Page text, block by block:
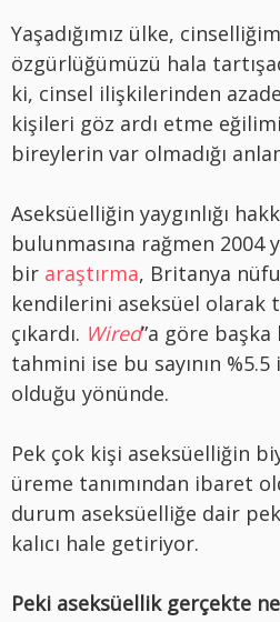
Yaşadığımız ülke,
özgürlüğümüzü hala
ki, cinsel ilişkilerinden
kişileri göz ardı etme
bireylerin var olmadığı
Aseksüelliğin yaygınlığı
bulunmasına rağmen 2004
bir araştırma, Britanya
kendilerini aseksüel olarak
çıkardı. Wired”a göre başka
tahmini ise bu sayının %5.5
olduğu yönünde.
Pek çok kişi aseksüelliğin
üreme tanımından ibaret
durum aseksüelliğe dair pek
kalıcı hale getiriyor.
Peki aseksüellik gerçekte